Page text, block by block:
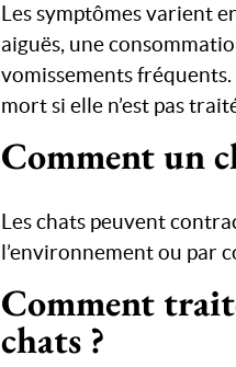
Les symptômes varient
aiguës, une
vomissements fréquents.
mort si elle n’est pas
Comment un
Les chats peuvent
l’environnement ou par
Comment
chats ?